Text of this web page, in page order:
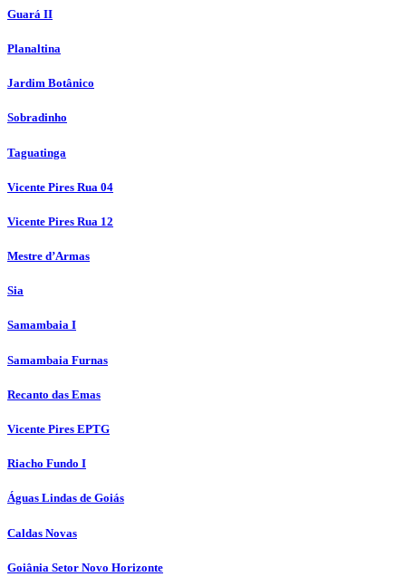
Guará II
Planaltina
Jardim Botânico
Sobradinho
Taguatinga
Vicente Pires Rua 04
Vicente Pires Rua 12
Mestre d’Armas
Sia
Samambaia I
Samambaia Furnas
Recanto das Emas
Vicente Pires EPTG
Riacho Fundo I
Águas Lindas de Goiás
Caldas Novas
Goiânia Setor Novo Horizonte